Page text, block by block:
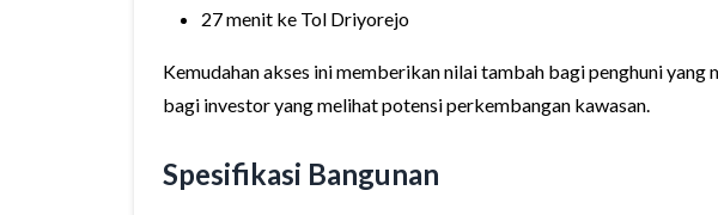
27 menit ke Tol Driyorejo
Kemudahan akses ini memberikan nilai tambah bagi penghuni
bagi investor yang melihat potensi perkembangan kawasan.
Spesifikasi Bangunan